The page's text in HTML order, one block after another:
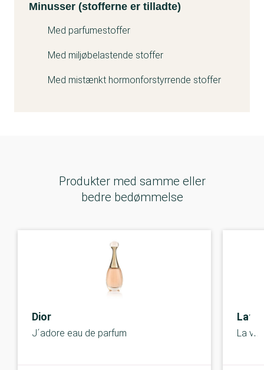
Minusser (stofferne er tilladte)
Med parfumestoffer
Med miljøbelastende stoffer
Med mistænkt hormonforstyrrende stoffer
Produkter med samme eller
bedre bedømmelse
Dior
J´adore eau de parfum La vie